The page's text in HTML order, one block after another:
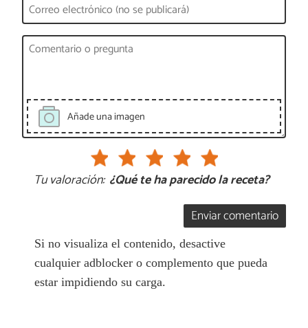
Añade una imagen
Tu valoración: ¿Qué te ha parecido la receta?
Enviar comentario
Si no visualiza el contenido, desactive
cualquier adblocker o complemento que pueda
estar impidiendo su carga.